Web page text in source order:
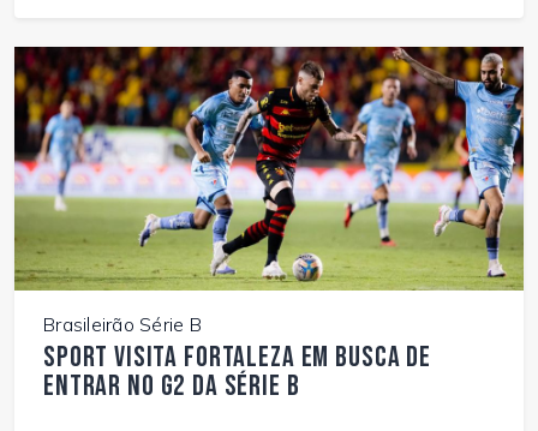
Brasileirão Série B
Sport visita Fortaleza em busca de
entrar no G2 da Série B